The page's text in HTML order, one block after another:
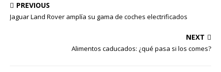
PREVIOUS
Jaguar Land Rover amplía su gama de coches electrificados
NEXT
Alimentos caducados: ¿qué pasa si los comes?